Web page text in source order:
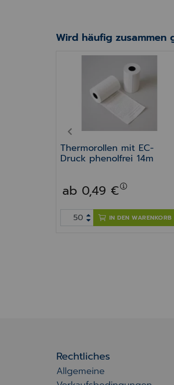
Wird häufig zusammen
Premium Weiß – für Epson TM-J
Thermorollen mit EC-
Thermorollen mit EC-
Druck phenolfrei 14m
ab 0,49 €
IN DEN WARENKORB
PREV
Rechtliches
Allgemeine